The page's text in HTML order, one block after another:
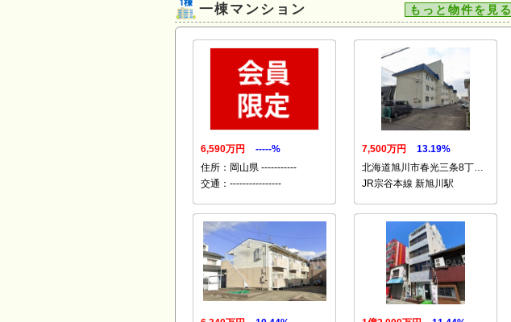
一棟マンション もっと物件を見る
6,590万円
-----%
住所：岡山県 -----------
交通：----------------
7,500万円
13.19%
北海道旭川市春光三条8丁…
JR宗谷本線 新旭川駅